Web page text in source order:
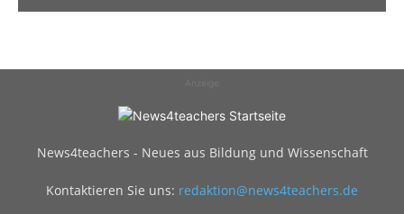
News4teachers - Neues aus Bildung und Wissenschaft
Kontaktieren Sie uns: redaktion@news4teachers.de